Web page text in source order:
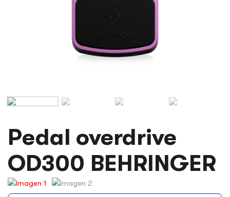
Pedal overdrive
OD300 BEHRINGER
PEDAL
OVERDRIVE
OD300
BEHRINGER
CANTIDAD